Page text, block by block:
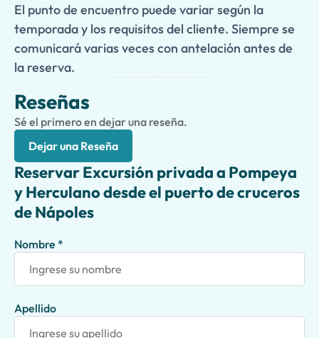
El punto de encuentro puede variar según la
temporada y los requisitos del cliente. Siempre se
comunicará varias veces con antelación antes de
la reserva.
Reseñas
Sé el primero en dejar una reseña.
Dejar una Reseña
Reservar Excursión privada a Pompeya
y Herculano desde el puerto de cruceros
de Nápoles
Nombre *
Apellido